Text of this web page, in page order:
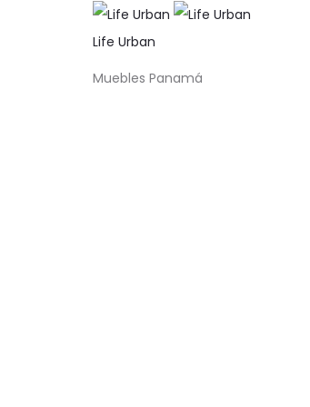
Life Urban
Muebles Panamá